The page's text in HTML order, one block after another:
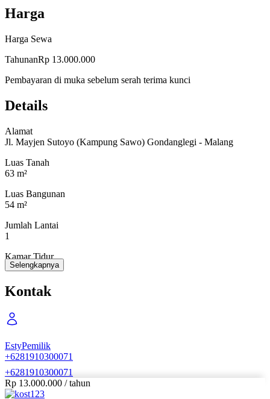
Harga
Harga Sewa
TahunanRp 13.000.000
Pembayaran di muka sebelum serah terima kunci
Details
Alamat
Jl. Mayjen Sutoyo (Kampung Sawo) Gondanglegi - Malang
Luas Tanah
63 m²
Luas Bangunan
54 m²
Jumlah Lantai
1
Kamar Tidur
2
Kamar Mandi
1
Kamar Tidur Pembantu
Kamar Mandi Pembantu
-
Kondisi Perabotan
Unfurnished
Selengkapnya
Kontak
EstyPemilik
+6281910300071
+6281910300071
Rp 13.000.000 /tahun